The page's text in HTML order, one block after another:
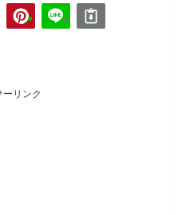
ーリンク